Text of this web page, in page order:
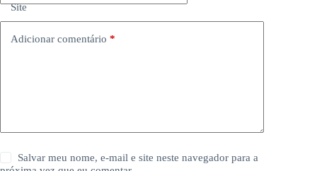
Site
Adicionar comentário *
Salvar meu nome, e-mail e site neste navegador para a